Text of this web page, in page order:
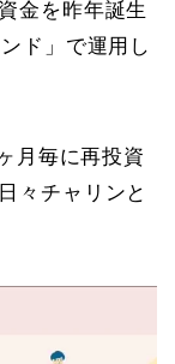
金を昨年誕生
ド」で運用し
月毎に再投資
々チャリンと